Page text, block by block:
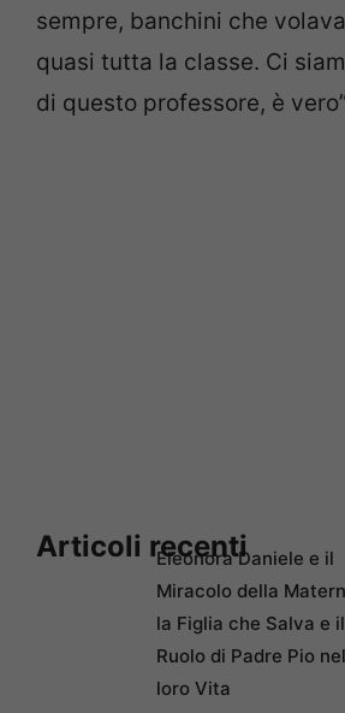
sempre, banchini che
quasi tutta la classe. Ci
di questo professore, è
Articoli recentiEleonora Daniele e il
Miracolo della
la Figlia che Salva e il
Ruolo di Padre Pio
loro Vita